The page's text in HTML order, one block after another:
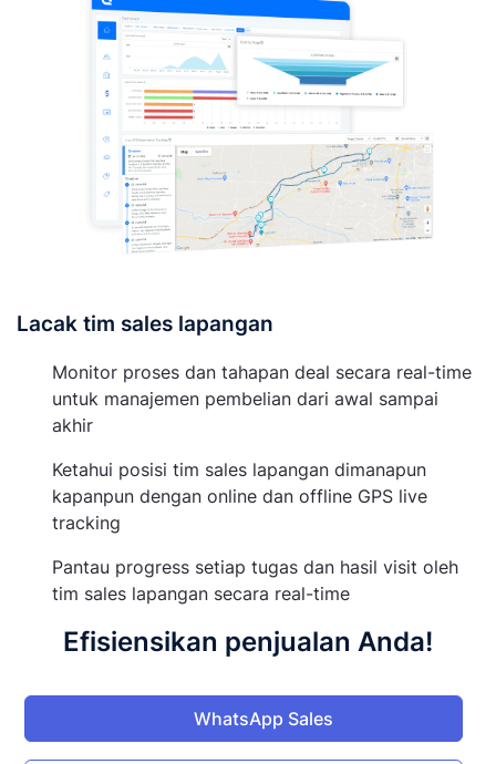
Lacak tim sales lapangan
Monitor proses dan tahapan deal secara real-time
untuk manajemen pembelian dari awal sampai
akhir
Ketahui posisi tim sales lapangan dimanapun
kapanpun dengan online dan offline GPS live
tracking
Pantau progress setiap tugas dan hasil visit oleh
tim sales lapangan secara real-time
Efisiensikan penjualan Anda!
WhatsApp Sales